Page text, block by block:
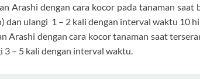
Arashi dengan cara kocor pada tanaman saat
dan ulangi 1 – 2 kali dengan interval waktu 10
Arashi dengan cara kocor tanaman saat
3 – 5 kali dengan interval waktu.